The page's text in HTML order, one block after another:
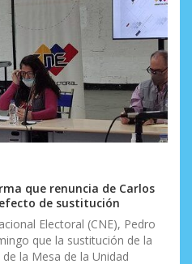
que renuncia de Carlos
de sustitución
Electoral (CNE), Pedro
que la sustitución de la
la Mesa de la Unidad